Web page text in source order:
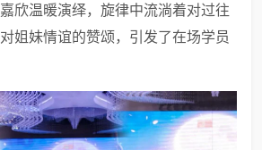
欣温暖演绎，旋律中流淌着对过往
姐妹情谊的赞颂，引发了在场学员